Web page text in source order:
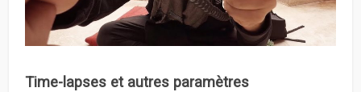
Time-lapses et autres paramètres